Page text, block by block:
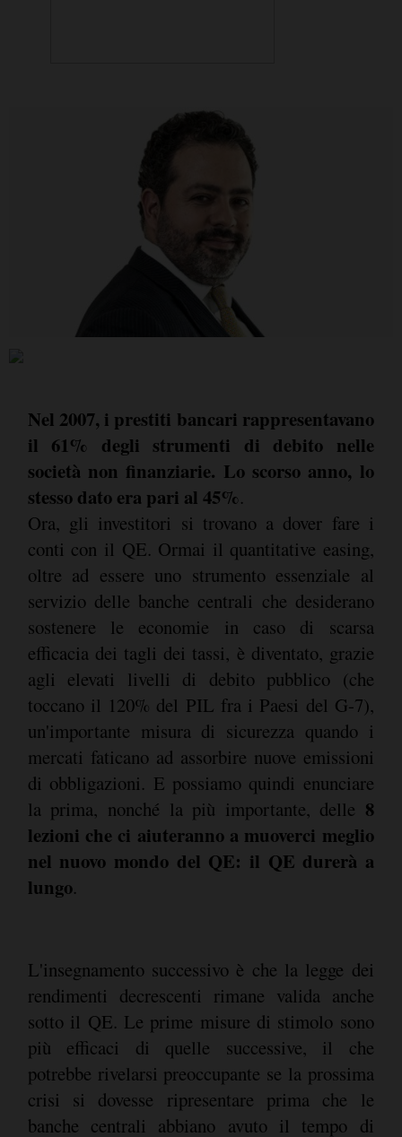
Nel 2007, i prestiti bancari rappresentavano
il 61% degli strumenti di debito nelle
società non finanziarie. Lo scorso anno, lo
stesso dato era pari al 45%.
Ora, gli investitori si trovano a dover fare i
conti con il QE. Ormai il quantitative easing,
oltre ad essere uno strumento essenziale al
servizio delle banche centrali che desiderano
sostenere le economie in caso di scarsa
efficacia dei tagli dei tassi, è diventato, grazie
agli elevati livelli di debito pubblico (che
toccano il 120% del PIL fra i Paesi del G-7),
un'importante misura di sicurezza quando i
mercati faticano ad assorbire nuove emissioni
di obbligazioni. E possiamo quindi enunciare
la prima, nonché la più importante, delle 8
lezioni che ci aiuteranno a muoverci meglio
nel nuovo mondo del QE: il QE durerà a
lungo.
L'insegnamento successivo è che la legge dei
rendimenti decrescenti rimane valida anche
sotto il QE. Le prime misure di stimolo sono
più efficaci di quelle successive, il che
potrebbe rivelarsi preoccupante se la prossima
crisi si dovesse ripresentare prima che le
banche centrali abbiano avuto il tempo di